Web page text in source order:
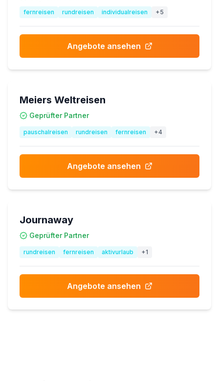
fernreisen rundreisen individualreisen +5
Angebote ansehen
Meiers Weltreisen
Geprüfter Partner
pauschalreisen rundreisen fernreisen +4
Angebote ansehen
Journaway
Geprüfter Partner
rundreisen fernreisen aktivurlaub +1
Angebote ansehen